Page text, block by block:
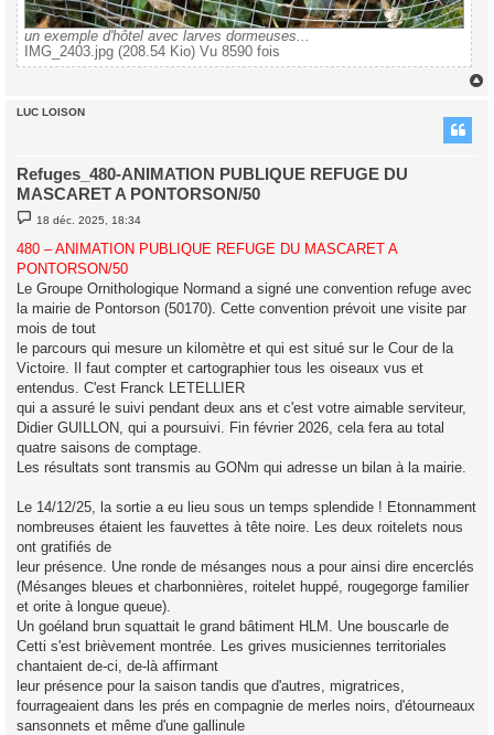
un exemple d'hôtel avec larves dormeuses...
IMG_2403.jpg (208.54 Kio) Vu 8590 fois
LUC LOISON
Refuges_480-ANIMATION PUBLIQUE REFUGE DU
MASCARET A PONTORSON/50
M
e
s
s
a
g
e
18 déc. 2025, 18:34
480 – ANIMATION PUBLIQUE REFUGE DU MASCARET A
PONTORSON/50
Le Groupe Ornithologique Normand a signé une convention refuge avec
la mairie de Pontorson (50170). Cette convention prévoit une visite par
mois de tout
le parcours qui mesure un kilomètre et qui est situé sur le Cour de la
Victoire. Il faut compter et cartographier tous les oiseaux vus et
entendus. C'est Franck LETELLIER
qui a assuré le suivi pendant deux ans et c'est votre aimable serviteur,
Didier GUILLON, qui a poursuivi. Fin février 2026, cela fera au total
quatre saisons de comptage.
Les résultats sont transmis au GONm qui adresse un bilan à la mairie.
Le 14/12/25, la sortie a eu lieu sous un temps splendide ! Etonnamment
nombreuses étaient les fauvettes à tête noire. Les deux roitelets nous
ont gratifiés de
leur présence. Une ronde de mésanges nous a pour ainsi dire encerclés
(Mésanges bleues et charbonnières, roitelet huppé, rougegorge familier
et orite à longue queue).
Un goéland brun squattait le grand bâtiment HLM. Une bouscarle de
Cetti s'est brièvement montrée. Les grives musiciennes territoriales
chantaient de-ci, de-là affirmant
leur présence pour la saison tandis que d'autres, migratrices,
fourrageaient dans les prés en compagnie de merles noirs, d'étourneaux
sansonnets et même d'une gallinule